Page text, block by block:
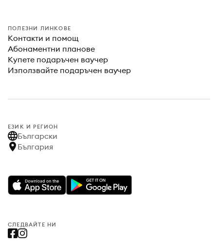
ПОЛЕЗНИ ЛИНКОВЕ
Контакти и помощ
Абонаментни планове
Купете подаръчен ваучер
Използвайте подаръчен ваучер
ЕЗИК И РЕГИОН
Български
България
СЛЕДВАЙТЕ НИ